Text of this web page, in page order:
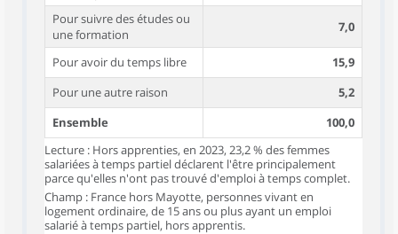
Pour suivre des études ou
une formation
7,0
Pour avoir du temps libre
15,9
Pour une autre raison
5,2
Ensemble
100,0
Lecture : Hors apprenties, en 2023, 23,2 % des femmes
salariées à temps partiel déclarent l'être principalement
parce qu'elles n'ont pas trouvé d'emploi à temps complet.
Champ : France hors Mayotte, personnes vivant en
logement ordinaire, de 15 ans ou plus ayant un emploi
salarié à temps partiel, hors apprentis.